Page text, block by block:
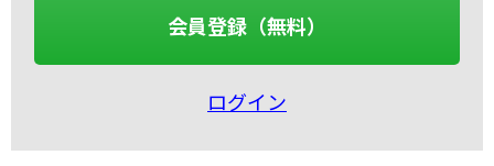
会員登録（無料）
ログイン